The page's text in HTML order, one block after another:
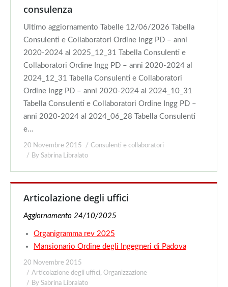
consulenza
Ultimo aggiornamento Tabelle 12/06/2026 Tabella
Consulenti e Collaboratori Ordine Ingg PD – anni
2020-2024 al 2025_12_31 Tabella Consulenti e
Collaboratori Ordine Ingg PD – anni 2020-2024 al
2024_12_31 Tabella Consulenti e Collaboratori
Ordine Ingg PD – anni 2020-2024 al 2024_10_31
Tabella Consulenti e Collaboratori Ordine Ingg PD –
anni 2020-2024 al 2024_06_28 Tabella Consulenti
e…
20 Novembre 2015
Consulenti e collaboratori
By Sabrina Libralato
Articolazione degli uffici
Aggiornamento 24/10/2025
Organigramma rev 2025
Mansionario Ordine degli Ingegneri di Padova
20 Novembre 2015
Articolazione degli uffici, Organizzazione
By Sabrina Libralato